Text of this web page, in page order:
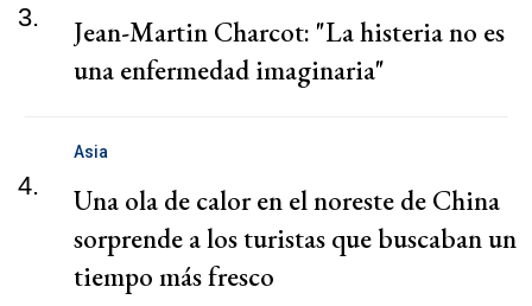
3.
Jean-Martin Charcot: "La histeria no es
una enfermedad imaginaria"
4.
Asia
Una ola de calor en el noreste de China
sorprende a los turistas que buscaban un
tiempo más fresco